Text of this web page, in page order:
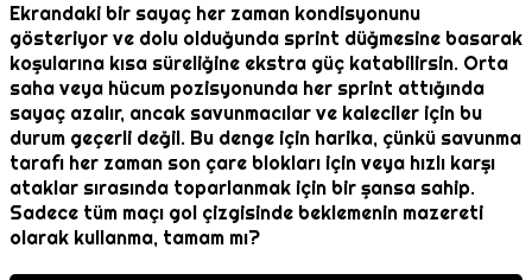
Ekrandaki bir sayaç her zaman kondisyonunu
gösteriyor ve dolu olduğunda sprint düğmesine basarak
koşularına kısa süreliğine ekstra güç katabilirsin. Orta
saha veya hücum pozisyonunda her sprint attığında
sayaç azalır, ancak savunmacılar ve kaleciler için bu
durum geçerli değil. Bu denge için harika, çünkü savunma
tarafı her zaman son çare blokları için veya hızlı karşı
ataklar sırasında toparlanmak için bir şansa sahip.
Sadece tüm maçı gol çizgisinde beklemenin mazereti
olarak kullanma, tamam mı?